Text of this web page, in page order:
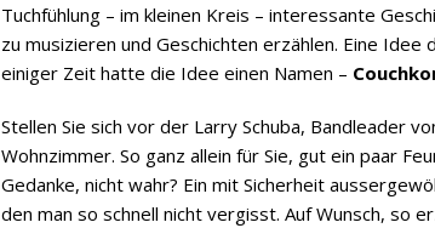
Tuchfühlung – im kleinen Kreis – interessante
zu musizieren und Geschichten erzählen. Eine Idee
einiger Zeit hatte die Idee einen Namen –
Stellen Sie sich vor der Larry Schuba, Bandleader
Wohnzimmer. So ganz allein für Sie, gut ein paar
Gedanke, nicht wahr? Ein mit Sicherheit
den man so schnell nicht vergisst. Auf Wunsch, so